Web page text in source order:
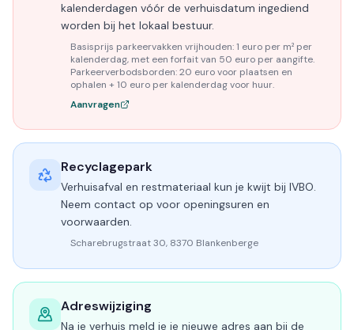
kalenderdagen vóór de verhuisdatum ingediend
worden bij het lokaal bestuur.
Basisprijs parkeervakken vrijhouden: 1 euro per m² per
kalenderdag, met een forfait van 50 euro per aangifte.
Parkeerverbodsborden: 20 euro voor plaatsen en
ophalen + 10 euro per kalenderdag voor huur.
Aanvragen
Recyclagepark
Verhuisafval en restmateriaal kun je kwijt bij IVBO.
Neem contact op voor openingsuren en
voorwaarden.
Scharebrugstraat 30, 8370 Blankenberge
Adreswijziging
Na je verhuis meld je je nieuwe adres aan bij de